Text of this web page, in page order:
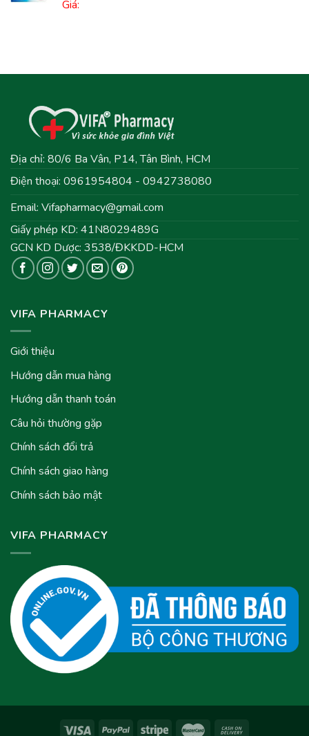
Giá:
Địa chỉ: 80/6 Ba Vân, P14, Tân Bình, HCM
Điện thoại: 0961954804 - 0942738080
Email: Vifapharmacy@gmail.com
Giấy phép KD: 41N8029489G
GCN KD Dược: 3538/ĐKKDD-HCM
VIFA PHARMACY
Giới thiệu
Hướng dẫn mua hàng
Hướng dẫn thanh toán
Câu hỏi thường gặp
Chính sách đổi trả
Chính sách giao hàng
Chính sách bảo mật
VIFA PHARMACY